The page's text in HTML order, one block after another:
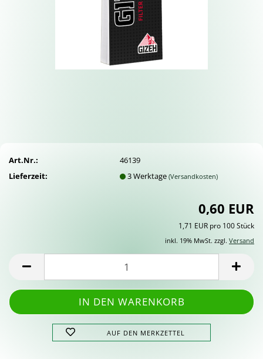
Art.Nr.:
46139
Lieferzeit:
3 Werktage(Versandkosten)
0,60 EUR
1,71 EUR pro 100 Stück
inkl. 19% MwSt. zzgl. Versand
AUF DEN MERKZETTEL